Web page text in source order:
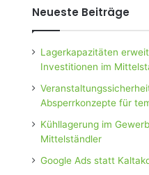
Neueste Beiträge
Lagerkapazitäten
Investitionen im
Absperrkonzepte für
Kühllagerung im
Mittelständler
Google Ads statt